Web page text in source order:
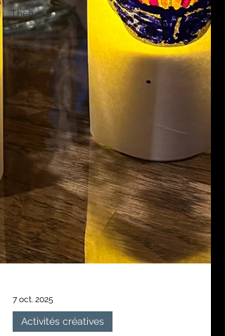
Themes
Univers et
Espace
Vie pratique
7 oct. 2025